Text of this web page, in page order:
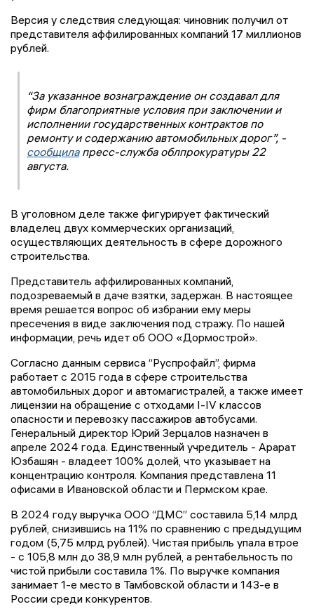
Версия у следствия следующая: чиновник получил от
представителя аффилированных компаний 17 миллионов
рублей.
“За указанное вознаграждение он создавал для
фирм благоприятные условия при заключении и
исполнении государственных контрактов по
ремонту и содержанию автомобильных дорог”, -
сообщилапресс-служба облпрокуратуры 22
августа.
В уголовном деле также фигурирует фактический
владелец двух коммерческих организаций,
осуществляющих деятельность в сфере дорожного
строительства.
Представитель аффилированных компаний,
подозреваемый в даче взятки, задержан. В настоящее
время решается вопрос об избрании ему меры
пресечения в виде заключения под стражу. По нашей
информации, речь идет об ООО «Дормострой».
Согласно данным сервиса “Руспрофайл”, фирма
работает с 2015 года в сфере строительства
автомобильных дорог и автомагистралей, а также имеет
лицензии на обращение с отходами I-IV классов
опасности и перевозку пассажиров автобусами.
Генеральный директор Юрий Зерцалов назначен в
апреле 2024 года. Единственный учредитель - Арарат
Юзбашян - владеет 100% долей, что указывает на
концентрацию контроля. Компания представлена 11
офисами в Ивановской области и Пермском крае.
В 2024 году выручка ООО “ДМС” составила 5,14 млрд
рублей, снизившись на 11% по сравнению с предыдущим
годом (5,75 млрд рублей). Чистая прибыль упала втрое
- с 105,8 млн до 38,9 млн рублей, а рентабельность по
чистой прибыли составила 1%. По выручке компания
занимает 1-е место в Тамбовской области и 143-е в
России среди конкурентов.